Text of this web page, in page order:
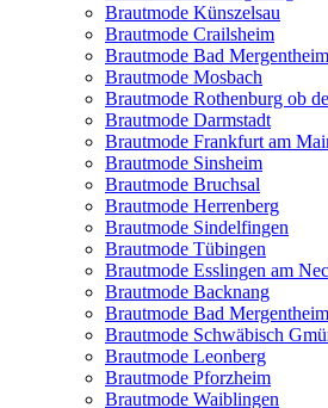
Brautmode Künszelsau
Brautmode Crailsheim
Brautmode Bad Mergentheim
Brautmode Mosbach
Brautmode Rothenburg ob
Brautmode Darmstadt
Brautmode Frankfurt am
Brautmode Sinsheim
Brautmode Bruchsal
Brautmode Herrenberg
Brautmode Sindelfingen
Brautmode Tübingen
Brautmode Esslingen am
Brautmode Backnang
Brautmode Bad Mergentheim
Brautmode Schwäbisch
Brautmode Leonberg
Brautmode Pforzheim
Brautmode Waiblingen